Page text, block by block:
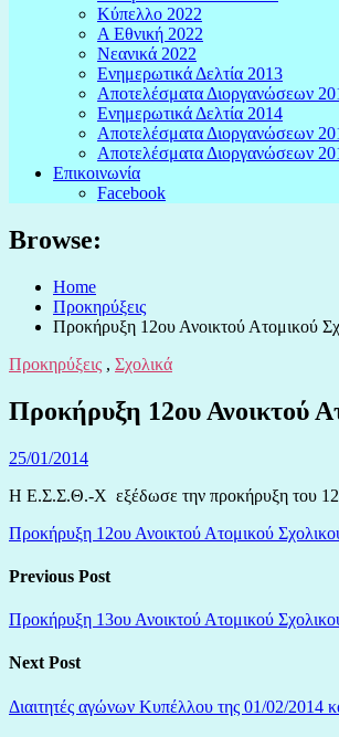
Κύπελλο 2022
Α Εθνική 2022
Νεανικά 2022
Ενημερωτικά Δελτία 2013
Αποτελέσματα Διοργανώσεων
Ενημερωτικά Δελτία 2014
Αποτελέσματα Διοργανώσεων
Αποτελέσματα Διοργανώσεων
Επικοινωνία
Facebook
Browse:
Home
Προκηρύξεις
Προκήρυξη 12ου Ανοικτού Ατομικού
Προκηρύξεις , Σχολικά
Προκήρυξη 12ου Ανοικτού
25/01/2014
Η Ε.Σ.Σ.Θ.-Χ εξέδωσε την προκήρυξη του
Προκήρυξη 12ου Ανοικτού Ατομικού
Previous Post
Προκήρυξη 13ου Ανοικτού Ατομικού
Next Post
Διαιτητές αγώνων Κυπέλλου της 01/02/2014